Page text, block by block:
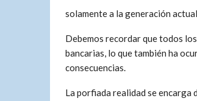
solamente a la generación
Debemos recordar que todos
bancarias, lo que también ha
consecuencias.
La porfiada realidad se encarga